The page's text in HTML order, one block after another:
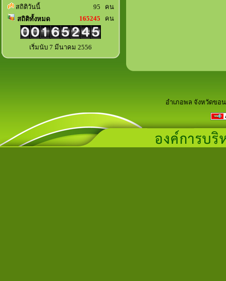
สถิติวันนี้
95 คน
สถิติทั้งหมด
165245 คน
เริ่มนับ 7 มีนาคม 2556
อำเภอพล จังหวัดขอ